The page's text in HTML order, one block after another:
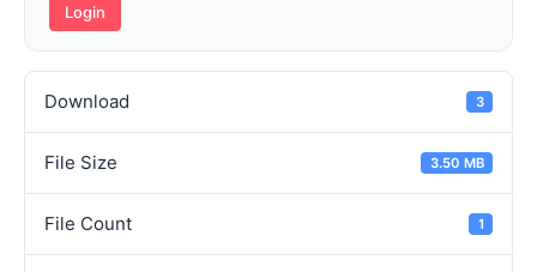
Login
Download 3
File Size 3.50 MB
File Count 1